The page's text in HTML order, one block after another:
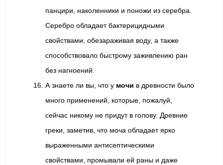
панцири, наколенники и поножи из серебра.
Серебро обладает бактерицидными
свойствами, обезараживая воду, а также
способствовало быстрому заживлению ран
без нагноений.
А знаете ли вы, что у мочи в древности было
много применений, которые, пожалуй,
сейчас никому не придут в голову. Древние
греки, заметив, что моча обладает ярко
выраженными антисептическими
свойствами, промывали ей раны и даже